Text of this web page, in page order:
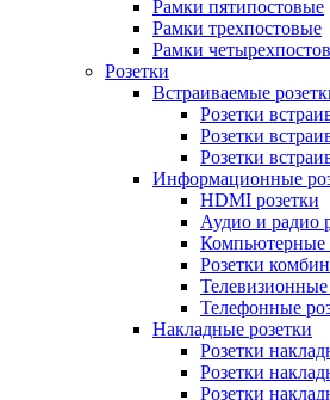
Рамки пятипостовые
Рамки трехпостовые
Рамки
Розетки
Встраиваемые
Розетки
Розетки
Розетки
Информационные
HDMI розетки
Аудио и радио
Компьютерные
Розетки
Телевизионные
Телефонные
Накладные розетки
Розетки
Розетки
Розетки